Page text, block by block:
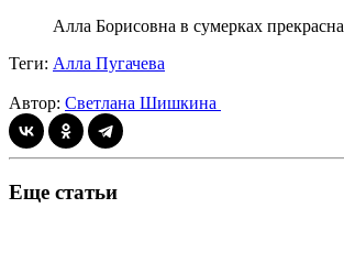
Алла Борисовна в сумерках прекрасна
Теги: Алла Пугачева
Автор: Светлана Шишкина
Еще статьи